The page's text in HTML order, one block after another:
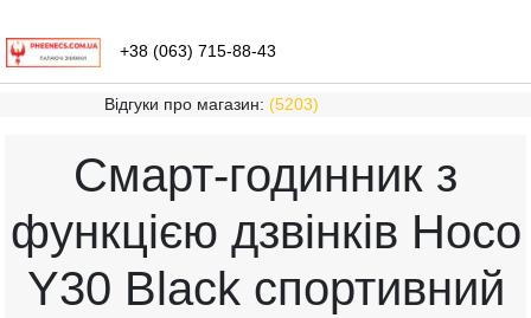
+38 (063) 715-88-43
Відгуки про магазин: (5203)
Смарт-годинник з
функцією дзвінків Hoco
Y30 Black спортивний